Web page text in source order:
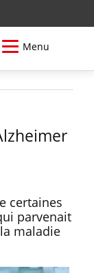
Menu
certaines
parvenait
maladie